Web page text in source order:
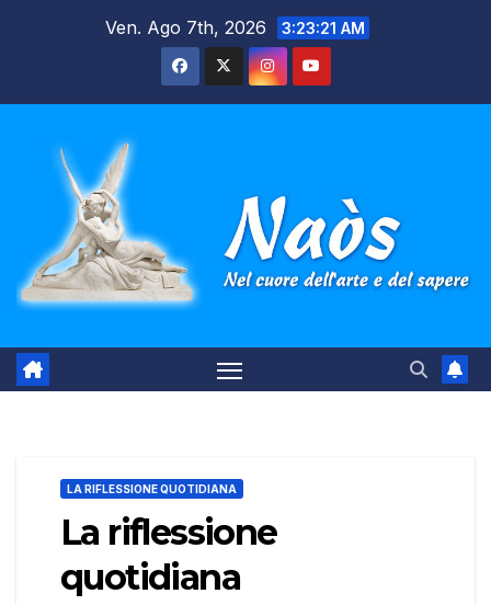
Ven. Ago 7th, 2026 3:23:22 AM
LA RIFLESSIONE QUOTIDIANA
La riflessione
quotidiana